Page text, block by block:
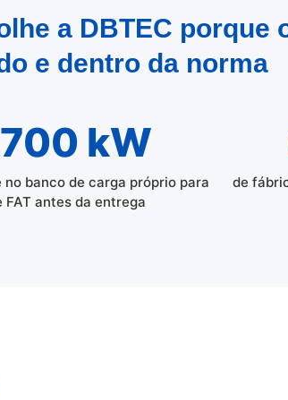
a DBTEC porque
e dentro da norma
kW
banco de carga próprio para
FAT antes da entrega
de